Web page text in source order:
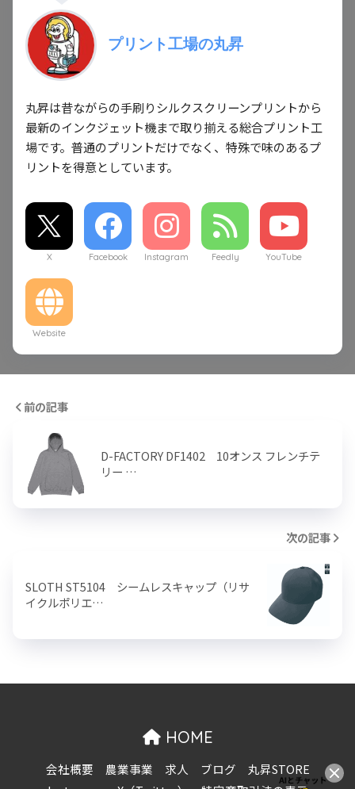
プリント工場の丸昇
丸昇は昔ながらの手刷りシルクスクリーンプリントから
最新のインクジェット機まで取り揃える総合プリント工
場です。普通のプリントだけでなく、特殊で味のあるプ
リントを得意としています。
X Facebook Instagram Feedly YouTube
Website
前の記事
D-FACTORY DF1402 10オンス フレンチテ
リー …
次の記事
SLOTH ST5104 シームレスキャップ（リサ
イクルポリエ…
HOME
会社概要 農業事業 求人 ブログ
丸昇STORE